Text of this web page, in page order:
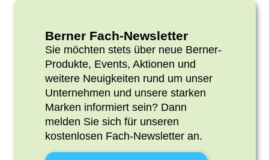
Berner Fach-Newsletter
Sie möchten stets über neue Berner-
Produkte, Events, Aktionen und
weitere Neuigkeiten rund um unser
Unternehmen und unsere starken
Marken informiert sein? Dann
melden Sie sich für unseren
kostenlosen Fach-Newsletter an.